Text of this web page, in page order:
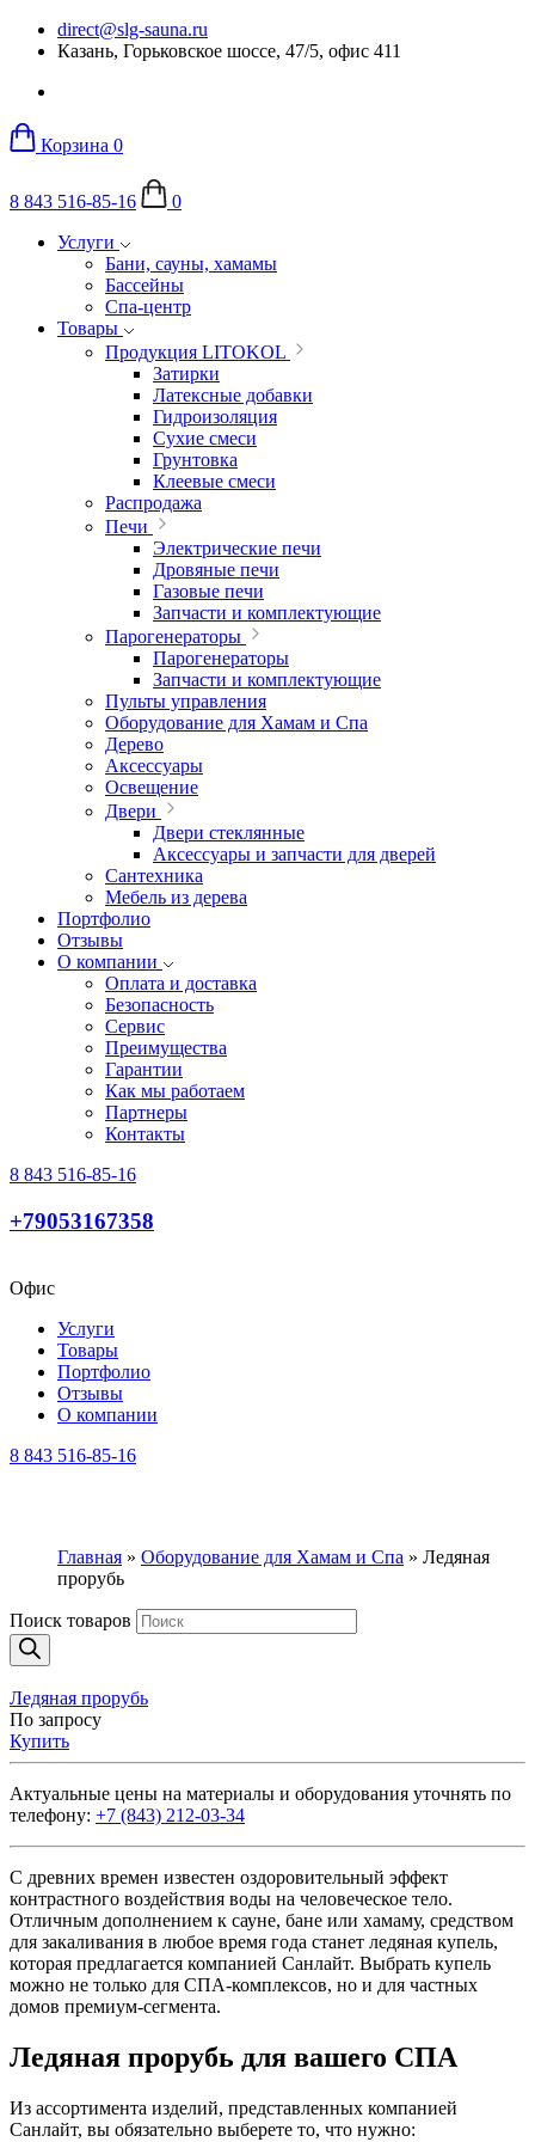
direct@slg-sauna.ru
Казань, Горьковское шоссе, 47/5, офис 411
Корзина 0
8 843 516-85-16
0
Услуги
Бани, сауны, хамамы
Бассейны
Спа-центр
Товары
Продукция LITOKOL
Затирки
Латексные добавки
Гидроизоляция
Сухие смеси
Грунтовка
Клеевые смеси
Распродажа
Печи
Электрические печи
Дровяные печи
Газовые печи
Запчасти и комплектующие
Парогенераторы
Парогенераторы
Запчасти и комплектующие
Пульты управления
Оборудование для Хамам и Спа
Дерево
Аксессуары
Освещение
Двери
Двери стеклянные
Аксессуары и запчасти для дверей
Сантехника
Мебель из дерева
Портфолио
Отзывы
О компании
Оплата и доставка
Безопасность
Сервис
Преимущества
Гарантии
Как мы работаем
Партнеры
Контакты
8 843 516-85-16
+79053167358
Офис
Услуги
Товары
Портфолио
Отзывы
О компании
8 843 516-85-16
Главная » Оборудование для Хамам и Спа » Ледяная
прорубь
Поиск товаров
Ледяная прорубь
По запросу
Купить
Актуальные цены на материалы и оборудования уточнять по
телефону: +7 (843) 212-03-34
С древних времен известен оздоровительный эффект
контрастного воздействия воды на человеческое тело.
Отличным дополнением к сауне, бане или хамаму, средством
для закаливания в любое время года станет ледяная купель,
которая предлагается компанией Санлайт. Выбрать купель
можно не только для СПА-комплексов, но и для частных
домов премиум-сегмента.
Ледяная прорубь для вашего СПА
Из ассортимента изделий, представленных компанией
Санлайт, вы обязательно выберете то, что нужно: